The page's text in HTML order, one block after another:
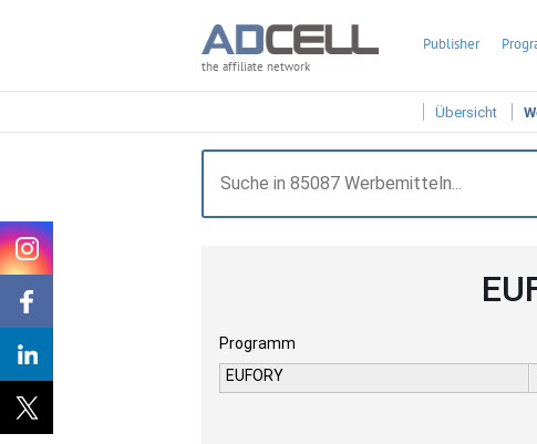
the affiliate network
Publisher
Übersicht
Programm
EUFORY